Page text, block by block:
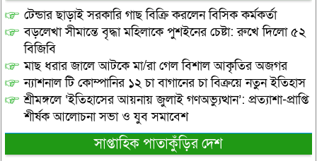
টেন্ডার ছাড়াই সরকারি গাছ বিক্রি করলেন বিসিক কর্মকর্তা
বড়লেখা সীমান্তে বৃদ্ধা মহিলাকে পুশইনের চেষ্টা: রুখে দিলো ৫২
বিজিবি
মাছ ধরার জালে আটকে মা/রা গেল বিশাল আকৃতির অজগর
ন্যাশনাল টি কোম্পানির ১২ চা বাগানের চা বিক্রয়ে নতুন ইতিহাস
শ্রীমঙ্গলে ‘ইতিহাসের আয়নায় জুলাই গণঅভ্যুত্থান’: প্রত্যাশা-প্রাপ্তি
শীর্ষক আলোচনা সভা ও যুব সমাবেশ
সাপ্তাহিক পাতাকুঁড়ির দেশ